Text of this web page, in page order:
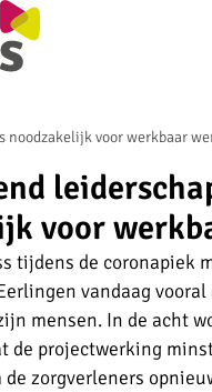
noodzakelijk voor werkbaar
voor
tijdens de coronapiek
vandaag
mensen. In de acht
de projectwerking
zorgverleners